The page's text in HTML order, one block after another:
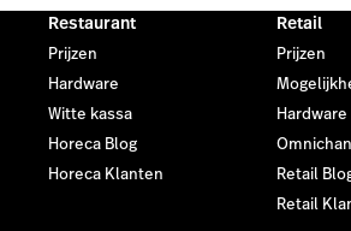
Restaurant
Prijzen
Hardware
Witte kassa
Horeca Blog
Horeca Klanten
Retail
Prijzen
Hardware
Retail
Retail